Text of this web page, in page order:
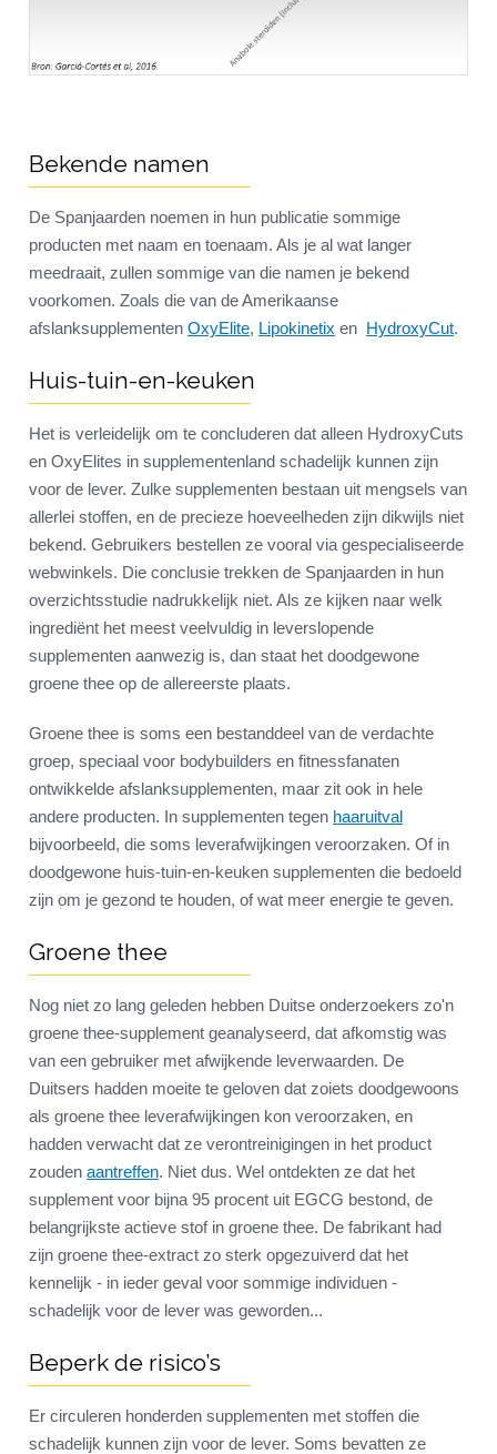
Bekende namen
De Spanjaarden noemen in hun publicatie sommige
producten met naam en toenaam. Als je al wat langer
meedraait, zullen sommige van die namen je bekend
voorkomen. Zoals die van de Amerikaanse
afslanksupplementen OxyElite, Lipokinetix en HydroxyCut.
Huis-tuin-en-keuken
Het is verleidelijk om te concluderen dat alleen HydroxyCuts
en OxyElites in supplementenland schadelijk kunnen zijn
voor de lever. Zulke supplementen bestaan uit mengsels van
allerlei stoffen, en de precieze hoeveelheden zijn dikwijls niet
bekend. Gebruikers bestellen ze vooral via gespecialiseerde
webwinkels. Die conclusie trekken de Spanjaarden in hun
overzichtsstudie nadrukkelijk niet. Als ze kijken naar welk
ingrediënt het meest veelvuldig in leverslopende
supplementen aanwezig is, dan staat het doodgewone
groene thee op de allereerste plaats.
Groene thee is soms een bestanddeel van de verdachte
groep, speciaal voor bodybuilders en fitnessfanaten
ontwikkelde afslanksupplementen, maar zit ook in hele
andere producten. In supplementen tegen haaruitval
bijvoorbeeld, die soms leverafwijkingen veroorzaken. Of in
doodgewone huis-tuin-en-keuken supplementen die bedoeld
zijn om je gezond te houden, of wat meer energie te geven.
Groene thee
Nog niet zo lang geleden hebben Duitse onderzoekers zo'n
groene thee-supplement geanalyseerd, dat afkomstig was
van een gebruiker met afwijkende leverwaarden. De
Duitsers hadden moeite te geloven dat zoiets doodgewoons
als groene thee leverafwijkingen kon veroorzaken, en
hadden verwacht dat ze verontreinigingen in het product
zouden aantreffen. Niet dus. Wel ontdekten ze dat het
supplement voor bijna 95 procent uit EGCG bestond, de
belangrijkste actieve stof in groene thee. De fabrikant had
zijn groene thee-extract zo sterk opgezuiverd dat het
kennelijk - in ieder geval voor sommige individuen -
schadelijk voor de lever was geworden...
Beperk de risico’s
Er circuleren honderden supplementen met stoffen die
schadelijk kunnen zijn voor de lever. Soms bevatten ze